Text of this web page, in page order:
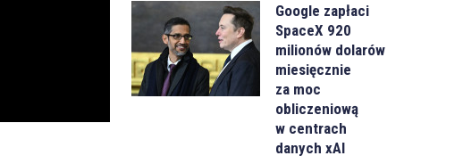
Google zapłaci
SpaceX 920
milionów dolarów
miesięcznie
za moc
obliczeniową
w centrach
danych xAI